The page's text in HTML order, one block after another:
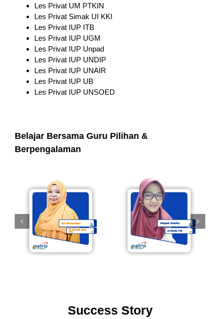
Les Privat UM PTKIN
Les Privat Simak UI KKI
Les Privat IUP ITB
Les Privat IUP UGM
Les Privat IUP Unpad
Les Privat IUP UNDIP
Les Privat IUP UNAIR
Les Privat IUP UB
Les Privat IUP UNSOED
Belajar Bersama Guru Pilihan &
Berpengalaman
Success Story